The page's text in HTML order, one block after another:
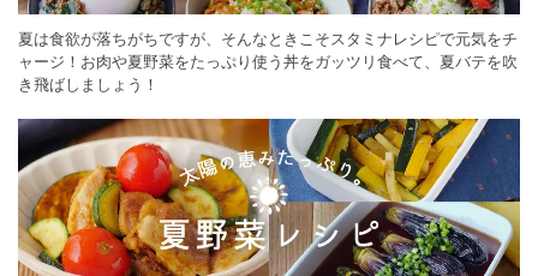
夏は食欲が落ちがちですが、そんなときこそスタミナレシピで元気をチ
ャージ！お肉や夏野菜をたっぷり使う丼をガッツリ食べて、夏バテを吹
き飛ばしましょう！